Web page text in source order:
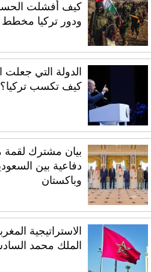
كيف أفشلت
ودور تركيا مخطط
الدولة التي جعلت
كيف تكسب تركيا؟
بيان مشترك لقمة
دفاعية بين
وباكستان
الاستراتيجية
الملك محمد